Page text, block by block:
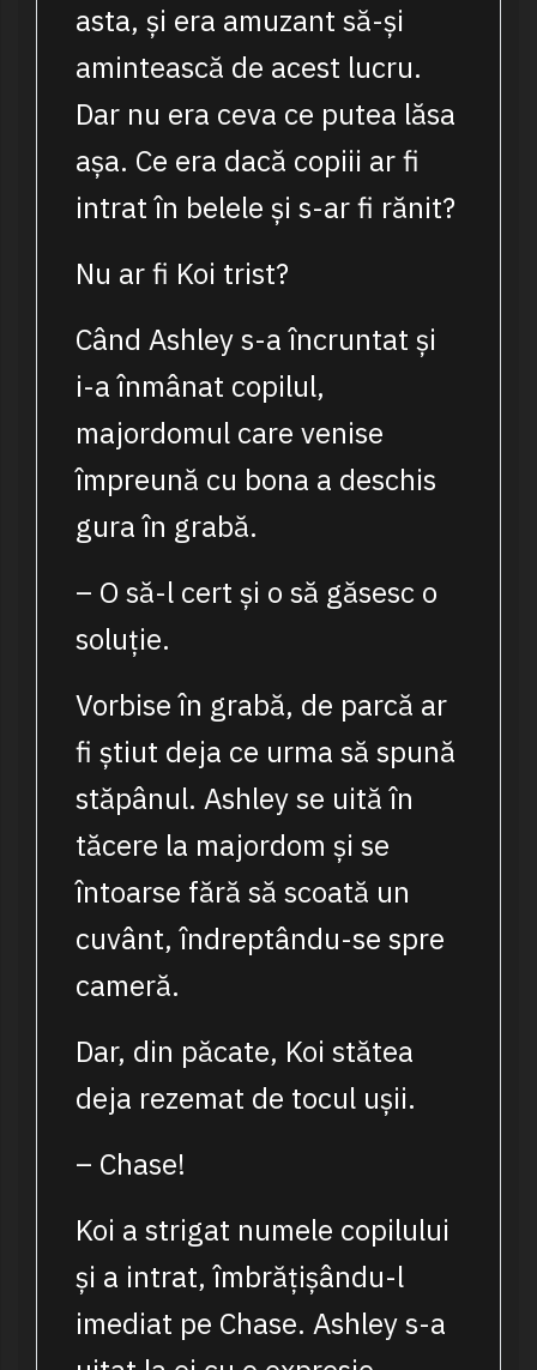
asta, și era amuzant să-și
amintească de acest lucru.
Dar nu era ceva ce putea lăsa
așa. Ce era dacă copiii ar fi
intrat în belele și s-ar fi rănit?
Nu ar fi Koi trist?
Când Ashley s-a încruntat și
i-a înmânat copilul,
majordomul care venise
împreună cu bona a deschis
gura în grabă.
– O să-l cert și o să găsesc o
soluție.
Vorbise în grabă, de parcă ar
fi știut deja ce urma să spună
stăpânul. Ashley se uită în
tăcere la majordom și se
întoarse fără să scoată un
cuvânt, îndreptându-se spre
cameră.
Dar, din păcate, Koi stătea
deja rezemat de tocul ușii.
– Chase!
Koi a strigat numele copilului
și a intrat, îmbrățișându-l
imediat pe Chase. Ashley s-a